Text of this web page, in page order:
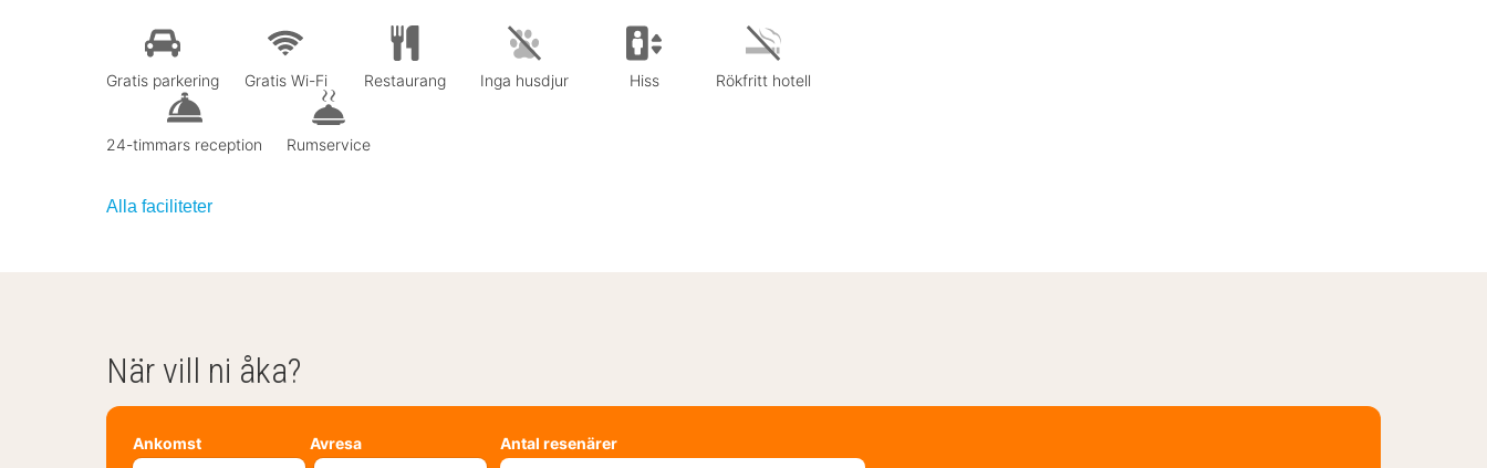
Gratis parkering Gratis Wi-Fi Restaurang Inga husdjur Hiss Rökfritt hotell
24-timmars reception Rumservice
Alla faciliteter
När vill ni åka?
Ankomst Avresa Antal resenärer